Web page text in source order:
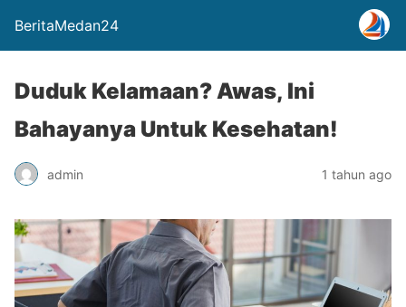
BeritaMedan24
Duduk Kelamaan? Awas, Ini
Bahayanya Untuk Kesehatan!
admin 1 tahun ago